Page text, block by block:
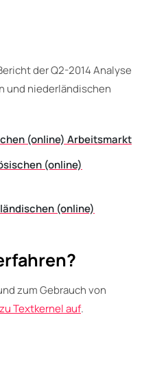
der Q2-2014 Analyse
und niederländischen
(online) Arbeitsmarkt
(online)
(online)
zum Gebrauch von
Textkernel auf.